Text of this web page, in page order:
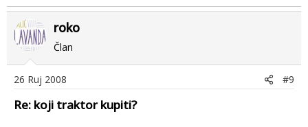
roko
Član
26 Ruj 2008 #9
Re: koji traktor kupiti?